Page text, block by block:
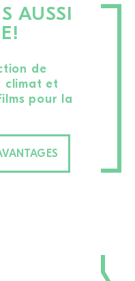
AUSSI
de
climat et
pour la